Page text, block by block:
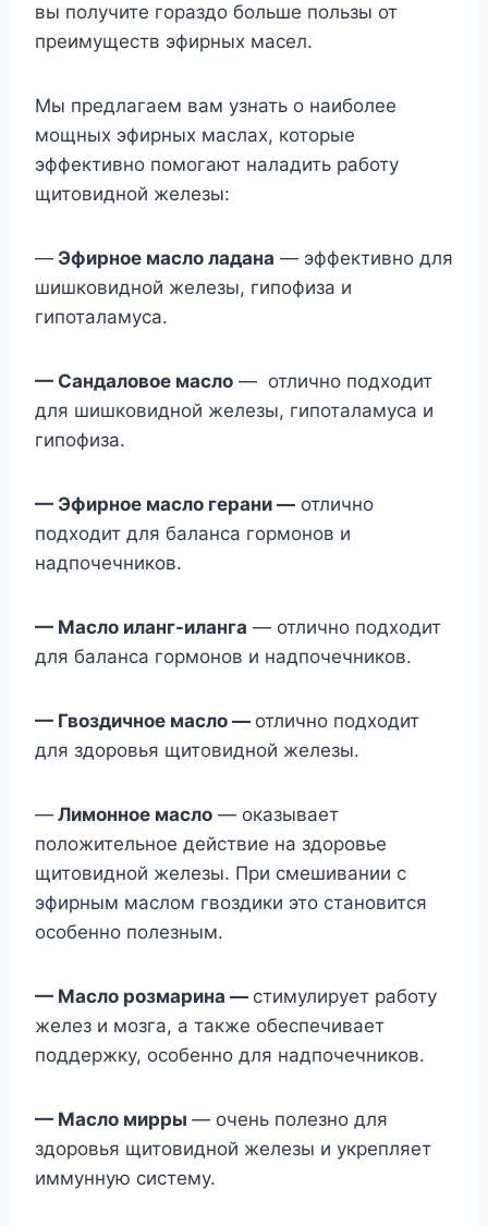
вы получите гораздо больше пользы от
преимуществ эфирных масел.
Мы предлагаем вам узнать о наиболее
мощных эфирных маслах, которые
эффективно помогают наладить работу
щитовидной железы:
— Эфирное масло ладана — эффективно для
шишковидной железы, гипофиза и
гипоталамуса.
— Сандаловое масло — отлично подходит
для шишковидной железы, гипоталамуса и
гипофиза.
— Эфирное масло герани — отлично
подходит для баланса гормонов и
надпочечников.
— Масло иланг-иланга — отлично подходит
для баланса гормонов и надпочечников.
— Гвоздичное масло — отлично подходит
для здоровья щитовидной железы.
— Лимонное масло — оказывает
положительное действие на здоровье
щитовидной железы. При смешивании с
эфирным маслом гвоздики это становится
особенно полезным.
— Масло розмарина — стимулирует работу
желез и мозга, а также обеспечивает
поддержку, особенно для надпочечников.
— Масло мирры — очень полезно для
здоровья щитовидной железы и укрепляет
иммунную систему.